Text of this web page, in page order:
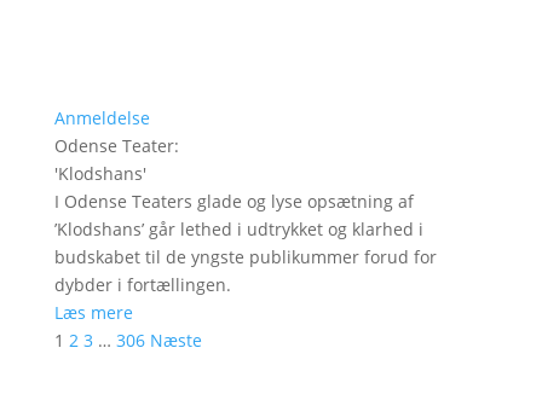
Anmeldelse
Odense Teater:
'Klodshans'
I Odense Teaters glade og lyse opsætning af
’Klodshans’ går lethed i udtrykket og klarhed i
budskabet til de yngste publikummer forud for
dybder i fortællingen.
Læs mere
1 2 3 … 306 Næste